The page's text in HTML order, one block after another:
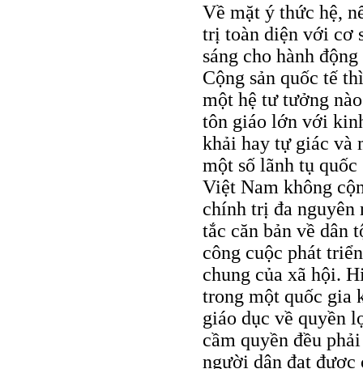
Về mặt ý thức hệ,
trị toàn diện với cơ
sáng cho hành
Cộng sản quốc tế
một hệ tư tưởng
tôn giáo lớn với
khải hay tự giác và
một số lãnh tụ
Việt Nam không
chính trị đa nguyên
tắc căn bản về dân
công cuộc phát
chung của xã hội.
trong một quốc gia
giáo dục về quyền
cầm quyền đều
người dân đạt được